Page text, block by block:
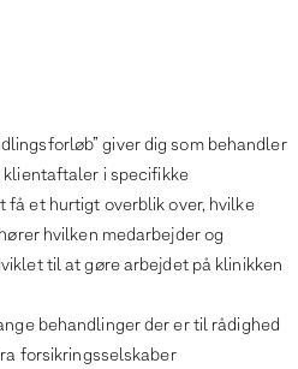
giver dig som behandler
i specifikke
få et hurtigt overblik over, hvilke
hvilken medarbejder og
til at gøre arbejdet på klinikken
behandlinger der er til rådighed
forsikringsselskaber